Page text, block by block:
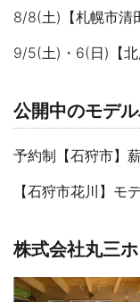
8/8(土)【札幌市清
9/5(土)・6(日)【北
公開中のモデ
予約制【石狩市】
【石狩市花川】モ
株式会社丸三